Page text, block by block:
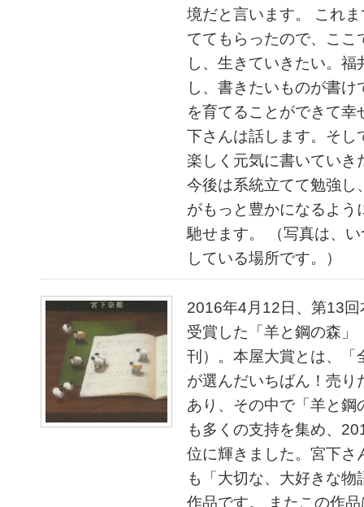
境だと言います。 これ
ててもらったので、ここ
し、生きていきたい。福
し、書きたいものが書け
を育てることができて幸
下さんは話します。そし
楽しく元気に書いていき
今後は系統立てて勉強し
がもっと豊かになるよう
馳せます。 （写真は、
している場所です。）
2016年4月12日、第13回
受賞した「羊と鋼の森」
刊）。本屋大賞とは、「
が選んだいちばん！売り
あり、その中で「羊と鋼
も多くの支持を集め、
位に輝きました。宮下さ
も「大切な、大好きな物
作品です。 またこの作